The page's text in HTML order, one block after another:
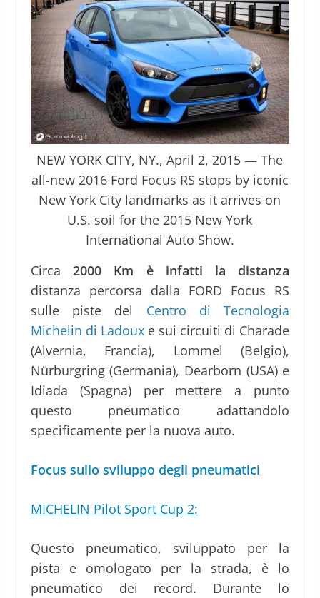
NEW YORK CITY, NY., April 2, 2015 — The
all-new 2016 Ford Focus RS stops by iconic
New York City landmarks as it arrives on
U.S. soil for the 2015 New York
International Auto Show.
Circa 2000 Km è infatti la distanza
distanza percorsa dalla FORD Focus RS
sulle piste del Centro di Tecnologia
Michelin di Ladouxe sui circuiti di Charade
(Alvernia, Francia), Lommel (Belgio),
Nürburgring (Germania), Dearborn (USA) e
Idiada (Spagna) per mettere a punto
questo pneumatico adattandolo
specificamente per la nuova auto.
Focus sullo sviluppo degli pneumatici
MICHELIN Pilot Sport Cup 2:
Questo pneumatico, sviluppato per la
pista e omologato per la strada, è lo
pneumatico dei record. Durante lo